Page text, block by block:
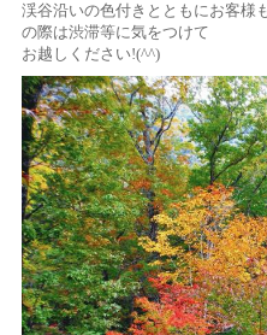
渓谷沿いの色付きとともにお客様
の際は渋滞等に気をつけて
お越しください!(^^)